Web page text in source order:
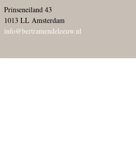
Prinseneiland 43
1013 LL Amsterdam
info@bertramendeleeuw.nl